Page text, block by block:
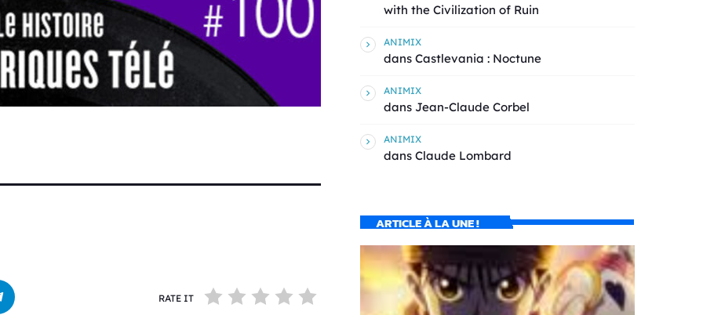
RATE IT
with the Civilization of Ruin
ANIMIX
dans Castlevania : Noctune
ANIMIX
dans Jean-Claude Corbel
ANIMIX
dans Claude Lombard
ARTICLE À LA UNE !